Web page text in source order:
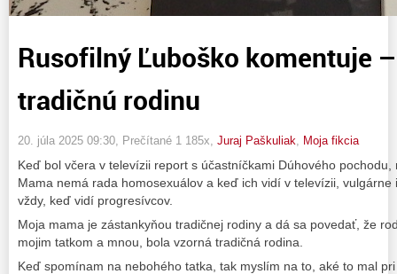
Rusofilný Ľuboško komentuje
tradičnú rodinu
20. júla 2025 09:30 , Prečítané 1 185x, Juraj Paškuliak Moja fikcia
Keď bol včera v televízii report s účastníčkami Dúhového
Mama nemá rada homosexuálov a keď ich vidí v televízii,
vždy, keď vidí progresívcov.
Moja mama je zástankyňou tradičnej rodiny a dá sa povedať, že
mojim tatkom a mnou, bola vzorná tradičná rodina.
Keď spomínam na nebohého tatka, tak myslím na to, aké to mal